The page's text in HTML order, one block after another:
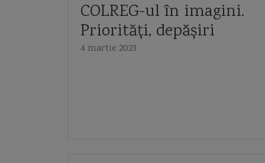
COLREG-ul în imagini.
Priorități, depășiri
4 martie 2023